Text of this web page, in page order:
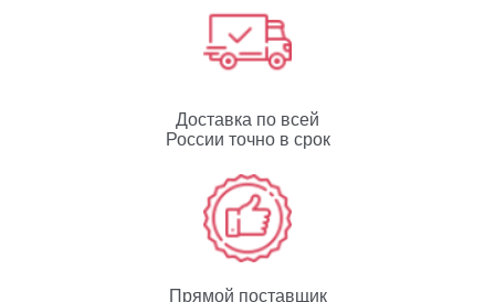
Доставка по всей
России точно в срок
Прямой поставщик